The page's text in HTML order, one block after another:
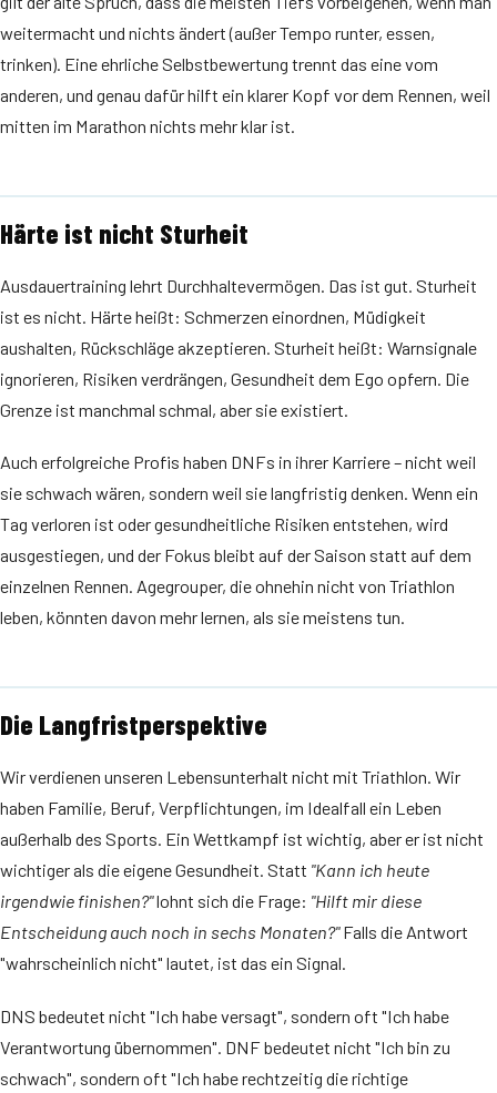
weitermacht und nichts ändert (außer Tempo runter, essen,
trinken). Eine ehrliche Selbstbewertung trennt das eine vom
anderen, und genau dafür hilft ein klarer Kopf vor dem Rennen, weil
mitten im Marathon nichts mehr klar ist.
Härte ist nicht Sturheit
Ausdauertraining lehrt Durchhaltevermögen. Das ist gut. Sturheit
ist es nicht. Härte heißt: Schmerzen einordnen, Müdigkeit
aushalten, Rückschläge akzeptieren. Sturheit heißt: Warnsignale
ignorieren, Risiken verdrängen, Gesundheit dem Ego opfern. Die
Grenze ist manchmal schmal, aber sie existiert.
Auch erfolgreiche Profis haben DNFs in ihrer Karriere – nicht weil
sie schwach wären, sondern weil sie langfristig denken. Wenn ein
Tag verloren ist oder gesundheitliche Risiken entstehen, wird
ausgestiegen, und der Fokus bleibt auf der Saison statt auf dem
einzelnen Rennen. Agegrouper, die ohnehin nicht von Triathlon
leben, könnten davon mehr lernen, als sie meistens tun.
Die Langfristperspektive
Wir verdienen unseren Lebensunterhalt nicht mit Triathlon. Wir
haben Familie, Beruf, Verpflichtungen, im Idealfall ein Leben
außerhalb des Sports. Ein Wettkampf ist wichtig, aber er ist nicht
wichtiger als die eigene Gesundheit. Statt "Kann ich heute
irgendwie finishen?"lohnt sich die Frage: "Hilft mir diese
Entscheidung auch noch in sechs Monaten?"Falls die Antwort
"wahrscheinlich nicht" lautet, ist das ein Signal.
DNS bedeutet nicht "Ich habe versagt", sondern oft "Ich habe
Verantwortung übernommen". DNF bedeutet nicht "Ich bin zu
schwach", sondern oft "Ich habe rechtzeitig die richtige